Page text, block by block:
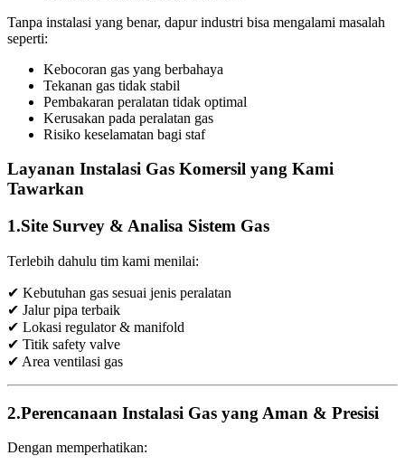
Tanpa instalasi yang benar, dapur industri bisa mengalami masalah
seperti:
Kebocoran gas yang berbahaya
Tekanan gas tidak stabil
Pembakaran peralatan tidak optimal
Kerusakan pada peralatan gas
Risiko keselamatan bagi staf
Layanan Instalasi Gas Komersil yang Kami
Tawarkan
1.Site Survey & Analisa Sistem Gas
Terlebih dahulu tim kami menilai:
✔ Kebutuhan gas sesuai jenis peralatan
✔ Jalur pipa terbaik
✔ Lokasi regulator & manifold
✔ Titik safety valve
✔ Area ventilasi gas
2.Perencanaan Instalasi Gas yang Aman & Presisi
Dengan memperhatikan: